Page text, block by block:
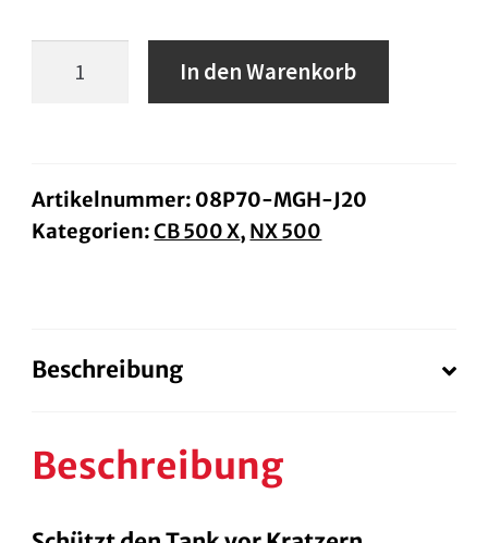
In den Warenkorb
Artikelnummer: 08P70-MGH-J20
Kategorien:CB 500 X, NX 500
Beschreibung
Beschreibung